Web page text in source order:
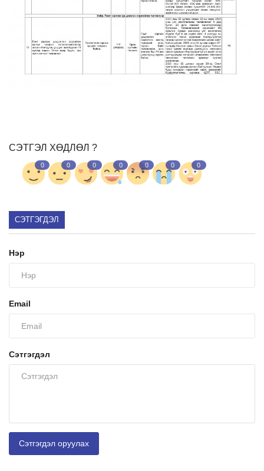
СЭТГЭЛ ХӨДЛӨЛ ?
0 0 0 0 0 0 0
СЭТГЭГДЭЛ
Нэр
Email
Сэтгэгдэл
Сэтгэгдэл оруулах